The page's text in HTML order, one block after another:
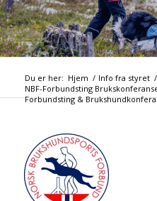
Du er her: Hjem / Info fra styret /
NBF-Forbundsting
Forbundsting &